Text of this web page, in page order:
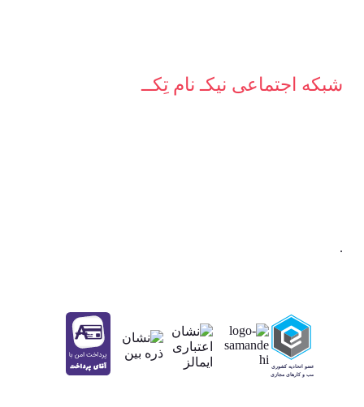
شبکه‌ اجتماعی نیکـ نام تِکــ
.